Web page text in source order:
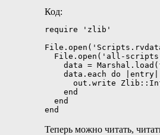
Код:
require 'zlib'
File.open('all-
data =
    data.each do |entry|
out.write
    end
  end
end
Теперь можно читать,